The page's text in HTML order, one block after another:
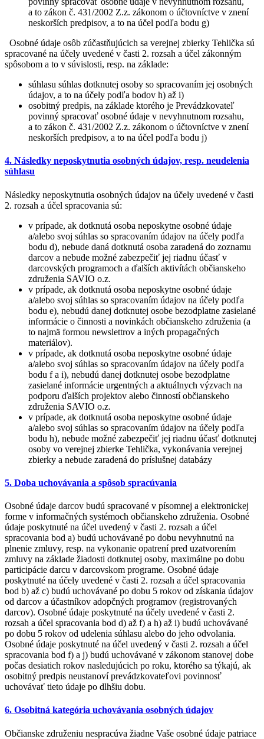
a to zákon č. 431/2002 Z.z. zákonom o účtovníctve v znení
neskorších predpisov, a to na účel podľa bodu g)
Osobné údaje osôb zúčastňujúcich sa verejnej zbierky Tehlička sú
spracované na účely uvedené v časti 2. rozsah a účel zákonným
spôsobom a to v súvislosti, resp. na základe:
súhlasu súhlas dotknutej osoby so spracovaním jej osobných
údajov, a to na účely podľa bodov h) až i)
osobitný predpis, na základe ktorého je Prevádzkovateľ
povinný spracovať osobné údaje v nevyhnutnom rozsahu,
a to zákon č. 431/2002 Z.z. zákonom o účtovníctve v znení
neskorších predpisov, a to na účel podľa bodu j)
4. Následky neposkytnutia osobných údajov, resp. neudelenia
súhlasu
Následky neposkytnutia osobných údajov na účely uvedené v časti
2. rozsah a účel spracovania sú:
v prípade, ak dotknutá osoba neposkytne osobné údaje
a/alebo svoj súhlas so spracovaním údajov na účely podľa
bodu d), nebude daná dotknutá osoba zaradená do zoznamu
darcov a nebude možné zabezpečiť jej riadnu účasť v
darcovských programoch a ďalších aktivítách občianskeho
združenia SAVIO o.z.
v prípade, ak dotknutá osoba neposkytne osobné údaje
a/alebo svoj súhlas so spracovaním údajov na účely podľa
bodu e), nebudú danej dotknutej osobe bezodplatne zasielané
informácie o činnosti a novinkách občianskeho združenia (a
to najmä formou newslettrov a iných propagačných
materiálov).
v prípade, ak dotknutá osoba neposkytne osobné údaje
a/alebo svoj súhlas so spracovaním údajov na účely podľa
bodu f a i), nebudú danej dotknutej osobe bezodplatne
zasielané informácie urgentných a aktuálnych výzvach na
podporu ďalších projektov alebo činností občianskeho
združenia SAVIO o.z.
v prípade, ak dotknutá osoba neposkytne osobné údaje
a/alebo svoj súhlas so spracovaním údajov na účely podľa
bodu h), nebude možné zabezpečiť jej riadnu účasť dotknutej
osoby vo verejnej zbierke Tehlička, vykonávania verejnej
zbierky a nebude zaradená do príslušnej databázy
5. Doba uchovávania a spôsob spracúvania
Osobné údaje darcov budú spracované v písomnej a elektronickej
forme v informačných systémoch občianskeho združenia. Osobné
údaje poskytnuté na účel uvedený v časti 2. rozsah a účel
spracovania bod a) budú uchovávané po dobu nevyhnutnú na
plnenie zmluvy, resp. na vykonanie opatrení pred uzatvorením
zmluvy na základe žiadosti dotknutej osoby, maximálne po dobu
participácie darcu v darcovskom programe. Osobné údaje
poskytnuté na účely uvedené v časti 2. rozsah a účel spracovania
bod b) až c) budú uchovávané po dobu 5 rokov od získania údajov
od darcov a účastníkov adopčných programov (registrovaných
darcov). Osobné údaje poskytnuté na účely uvedené v časti 2.
rozsah a účel spracovania bod d) až f) a h) až i) budú uchovávané
po dobu 5 rokov od udelenia súhlasu alebo do jeho odvolania.
Osobné údaje poskytnuté na účel uvedený v časti 2. rozsah a účel
spracovania bod f) a j) budú uchovávané v zákonom stanovej dobe
počas desiatich rokov nasledujúcich po roku, ktorého sa týkajú, ak
osobitný predpis neustanoví prevádzkovateľovi povinnosť
uchovávať tieto údaje po dlhšiu dobu.
6. Osobitná kategória uchovávania osobných údajov
Občianske združeniu nespracúva žiadne Vaše osobné údaje patriace